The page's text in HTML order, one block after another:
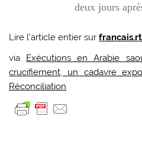
deux jours
Lire l’article entier sur
via Exécutions en Arabie
crucifiement, un cadavre
Réconciliation